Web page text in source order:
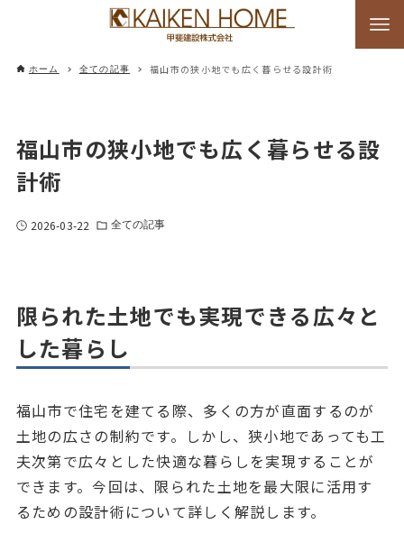
ホーム 全ての記事 福山市の狭小地でも広く暮らせる設計術
福山市の狭小地でも広く暮らせる設
計術
2026-03-22 全ての記事
限られた土地でも実現できる広々と
した暮らし
福山市で住宅を建てる際、多くの方が直面するのが
土地の広さの制約です。しかし、狭小地であっても工
夫次第で広々とした快適な暮らしを実現することが
できます。今回は、限られた土地を最大限に活用す
るための設計術について詳しく解説します。